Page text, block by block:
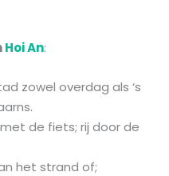
Hoi An:
zowel overdag als ‘s
de fiets; rij door de
het strand of;